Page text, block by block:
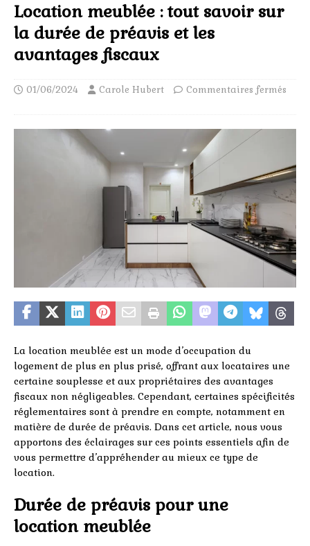
Location meublée : tout savoir sur
la durée de préavis et les
avantages fiscaux
01/06/2024 Carole Hubert Commentaires fermés
La location meublée est un mode d’occupation du
logement de plus en plus prisé, offrant aux locataires une
certaine souplesse et aux propriétaires des avantages
fiscaux non négligeables. Cependant, certaines spécificités
réglementaires sont à prendre en compte, notamment en
matière de durée de préavis. Dans cet article, nous vous
apportons des éclairages sur ces points essentiels afin de
vous permettre d’appréhender au mieux ce type de
location.
Durée de préavis pour une
location meublée